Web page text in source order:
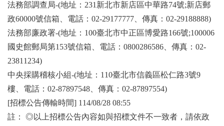
法務部調查局-(地址：231新北市新店區中華路74號;新店郵
政60000號信箱、電話：02-29177777、傳真：02-29188888)
法務部廉政署-(地址：100臺北市中正區博愛路166號;100006
國史館郵局第153號信箱、電話：0800286586、傳真：02-
23811234)
中央採購稽核小組-(地址：110臺北市信義區松仁路3號9
樓、電話：02-87897548、傳真：02-87897554)
[招標公告傳輸時間] 114/08/28 08:55
註： ◎以上招標公告內容如與招標文件不一致者，請依政